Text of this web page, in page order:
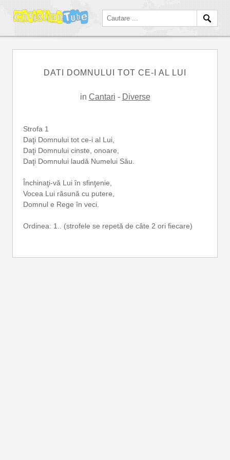
DATI DOMNULUI TOT CE-I AL LUI
in Cantari - Diverse
Strofa 1
Daţi Domnului tot ce-i al Lui,
Daţi Domnului cinste, onoare,
Daţi Domnului laudă Numelui Său.
Închinaţi-vă Lui în sfinţenie,
Vocea Lui răsună cu putere,
Domnul e Rege în veci.
Ordinea: 1.. (strofele se repetă de câte 2 ori fiecare)